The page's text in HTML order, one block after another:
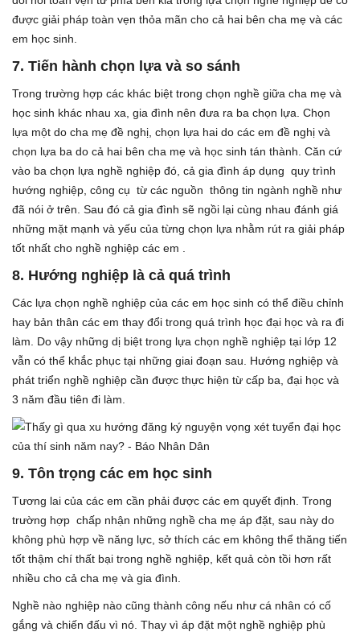
được giải pháp toàn vẹn thỏa mãn cho cả hai bên cha mẹ và các
em học sinh.
7. Tiến hành chọn lựa và so sánh
Trong trường hợp các khác biệt trong chọn nghề giữa cha mẹ và
học sinh khác nhau xa, gia đình nên đưa ra ba chọn lựa. Chọn
lựa một do cha mẹ đề nghị, chọn lựa hai do các em đề nghị và
chọn lựa ba do cả hai bên cha mẹ và học sinh tán thành. Căn cứ
vào ba chọn lựa nghề nghiệp đó, cả gia đình áp dụng quy trình
hướng nghiệp, công cụ từ các nguồn thông tin ngành nghề như
đã nói ở trên. Sau đó cả gia đình sẽ ngồi lại cùng nhau đánh giá
những mặt mạnh và yếu của từng chọn lựa nhằm rút ra giải pháp
tốt nhất cho nghề nghiệp các em .
8. Hướng nghiệp là cả quá trình
Các lựa chọn nghề nghiệp của các em học sinh có thể điều chỉnh
hay bản thân các em thay đổi trong quá trình học đại học và ra đi
làm. Do vậy những dị biệt trong lựa chọn nghề nghiệp tại lớp 12
vẫn có thể khắc phục tại những giai đoạn sau. Hướng nghiệp và
phát triển nghề nghiệp cần được thực hiện từ cấp ba, đại học và
3 năm đầu tiên đi làm.
9. Tôn trọng các em học sinh
Tương lai của các em cần phải được các em quyết định. Trong
trường hợp chấp nhận những nghề cha mẹ áp đặt, sau này do
không phù hợp về năng lực, sở thích các em không thể thăng tiến
tốt thậm chí thất bại trong nghề nghiệp, kết quả còn tồi hơn rất
nhiều cho cả cha mẹ và gia đình.
Nghề nào nghiệp nào cũng thành công nếu như cá nhân có cố
gắng và chiến đấu vì nó. Thay vì áp đặt một nghề nghiệp phù